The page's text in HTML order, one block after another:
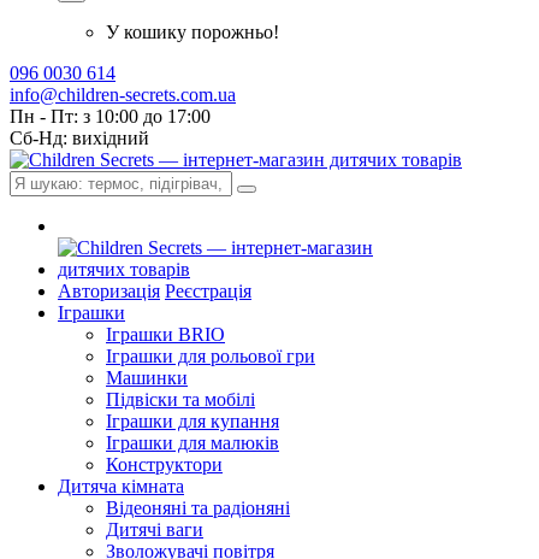
У кошику порожньо!
096 0030 614
info@children-secrets.com.ua
Пн - Пт: з 10:00 до 17:00
Сб-Нд: вихідний
Авторизація Реєстрація
Іграшки
Іграшки BRIO
Іграшки для рольової гри
Машинки
Підвіски та мобілі
Іграшки для купання
Іграшки для малюків
Конструктори
Дитяча кімната
Відеоняні та радіоняні
Дитячі ваги
Зволожувачі повітря